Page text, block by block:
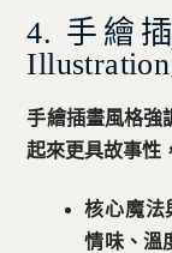
4. 手繪
手繪插畫風格強
起來更具故事性
核心魔法
情味、溫